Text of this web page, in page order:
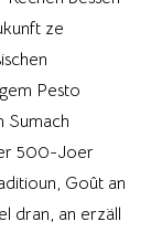
ze
Pesto
Sumach
500-Joer
Goût an
dran, an erzäll